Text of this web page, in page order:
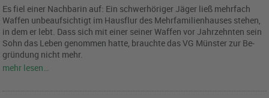
Es fiel einer Nach­ba­rin auf: Ein schwer­hö­ri­ger Jäger ließ mehr­fach
Waf­fen un­be­auf­sich­tigt im Haus­flur des Mehr­fa­mi­li­en­hau­ses ste­hen,
in dem er lebt. Dass sich mit einer sei­ner Waf­fen vor Jahr­zehn­ten sein
Sohn das Leben ge­nom­men hatte, brauch­te das VG Müns­ter zur Be­
grün­dung nicht mehr.
mehr lesen…